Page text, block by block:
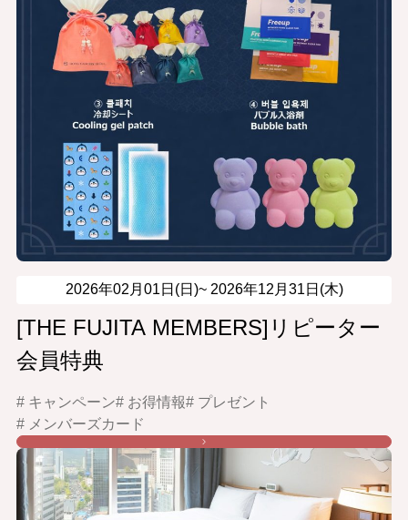
2026年02月01日(日)~ 2026年12月31日(木)
[THE FUJITA MEMBERS]リピーター
会員特典
# キャンペーン# お得情報# プレゼント
# メンバーズカード